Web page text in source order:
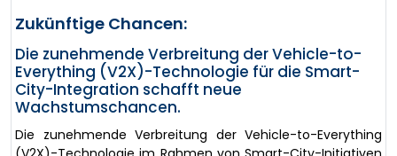
Zukünftige Chancen:
Die zunehmende Verbreitung der Vehicle-to-
Everything (V2X)-Technologie für die Smart-
City-Integration schafft neue
Wachstumschancen.
Die zunehmende Verbreitung der Vehicle-to-Everything